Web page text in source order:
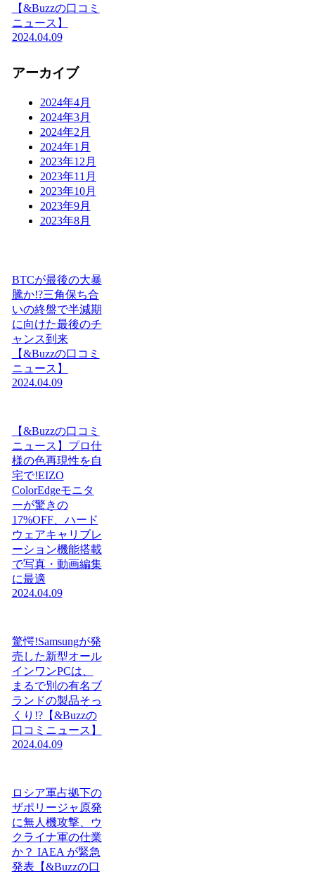
【&Buzzの口コミ
ニュース】
2024.04.09
アーカイブ
2024年4月
2024年3月
2024年2月
2024年1月
2023年12月
2023年11月
2023年10月
2023年9月
2023年8月
BTCが最後の大暴
騰か!?三角保ち合
いの終盤で半減期
に向けた最後のチ
ャンス到来
【&Buzzの口コミ
ニュース】
2024.04.09
【&Buzzの口コミ
ニュース】プロ仕
様の色再現性を自
宅で!EIZO
ColorEdgeモニタ
ーが驚きの
17%OFF、ハード
ウェアキャリブレ
ーション機能搭載
で写真・動画編集
に最適
2024.04.09
驚愕!Samsungが発
売した新型オール
インワンPCは、
まるで別の有名ブ
ランドの製品そっ
くり!?【&Buzzの
口コミニュース】
2024.04.09
ロシア軍占拠下の
ザポリージャ原発
に無人機攻撃、ウ
クライナ軍の仕業
か？ IAEA が緊急
発表【&Buzzの口